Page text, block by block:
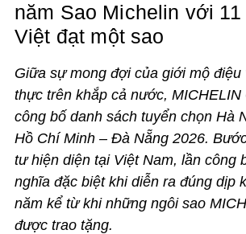
năm Sao Michelin với 11
Việt đạt một sao
Giữa sự mong đợi của giới mộ điệu
thực trên khắp cả nước, MICHELIN
công bố danh sách tuyển chọn Hà
Hồ Chí Minh – Đà Nẵng 2026.
tư hiện diện tại Việt Nam, lần công
nghĩa đặc biệt khi diễn ra đúng dịp
năm kể từ khi những ngôi sao
được trao tặng.